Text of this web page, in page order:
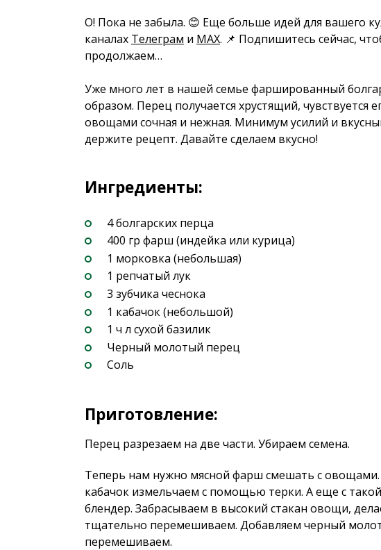
О! Пока не забыла. 😊 Еще больше идей для вашего
каналах Телеграм и MAX. 📌 Подпишитесь сейчас,
продолжаем…
Уже много лет в нашей семье фаршированный
образом. Перец получается хрустящий, чувствуется
овощами сочная и нежная. Минимум усилий и
держите рецепт. Давайте сделаем вкусно!
Ингредиенты:
4 болгарских перца
400 гр фарш (индейка или курица)
1 морковка (небольшая)
1 репчатый лук
3 зубчика чеснока
1 кабачок (небольшой)
1 ч л сухой базилик
Черный молотый перец
Соль
Приготовление:
Перец разрезаем на две части. Убираем семена.
Теперь нам нужно мясной фарш смешать с овощами.
кабачок измельчаем с помощью терки. А еще с такой
блендер. Забрасываем в высокий стакан овощи,
тщательно перемешиваем. Добавляем черный
перемешиваем.